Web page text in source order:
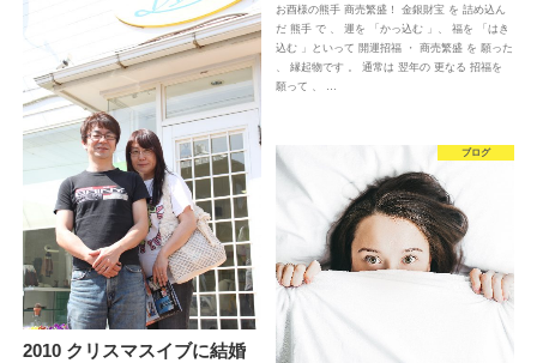
お酉様の熊手 商売繁盛！ 金銀財宝 を 詰め込ん
だ 熊手 で 、 運を 「かっ込む 」、 福を 「はき
込む 」といって 開運招福 ・ 商売繁盛 を 願った
、 縁起物です 。 通常は 翌年の 更なる 招福を
願って 、 …
2010 クリスマスイブに結婚
ブログ